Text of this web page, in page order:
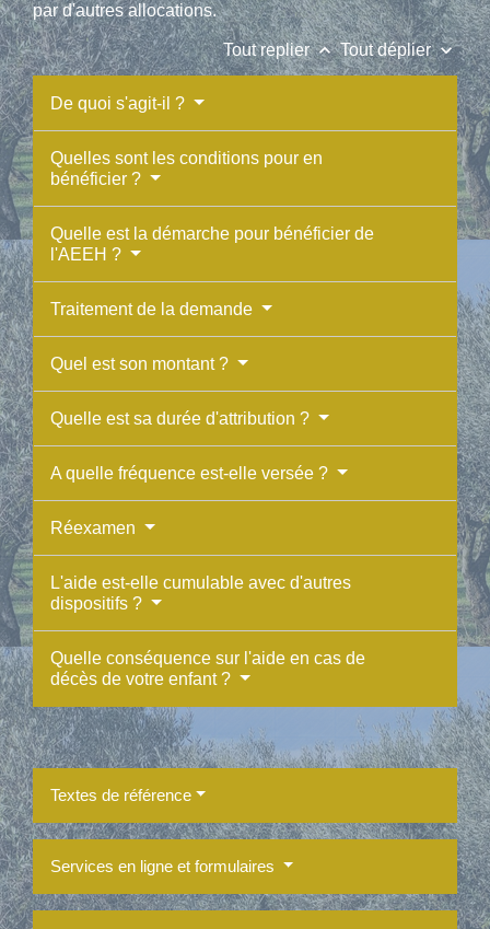
par d'autres allocations.
Tout replierkeyboard_arrow_up Tout déplierkeyboard_arrow_down
De quoi s'agit-il ?
Quelles sont les conditions pour en
bénéficier ?
Quelle est la démarche pour bénéficier de
l'AEEH ?
Traitement de la demande
Quel est son montant ?
Quelle est sa durée d'attribution ?
A quelle fréquence est-elle versée ?
Réexamen
L'aide est-elle cumulable avec d'autres
dispositifs ?
Quelle conséquence sur l'aide en cas de
décès de votre enfant ?
Textes de référence
Services en ligne et formulaires